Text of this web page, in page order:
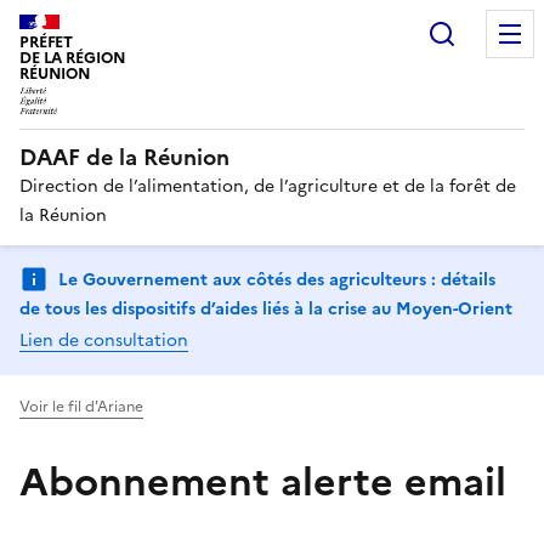
PRÉFET
DE LA RÉGION
RÉUNION
DAAF de la Réunion
Direction de l’alimentation, de l’agriculture et de la forêt de
la Réunion
Le Gouvernement aux côtés des agriculteurs : détails
de tous les dispositifs d’aides liés à la crise au Moyen-Orient
Lien de consultation
Voir le fil d'Ariane
Abonnement alerte email